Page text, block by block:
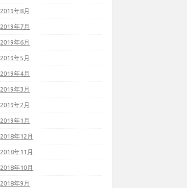
2019年8月
2019年7月
2019年6月
2019年5月
2019年4月
2019年3月
2019年2月
2019年1月
2018年12月
2018年11月
2018年10月
2018年9月